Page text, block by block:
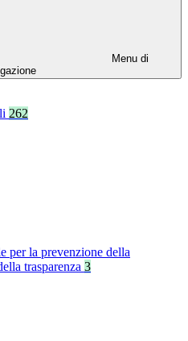
Menu di
262
per la prevenzione della
trasparenza 3